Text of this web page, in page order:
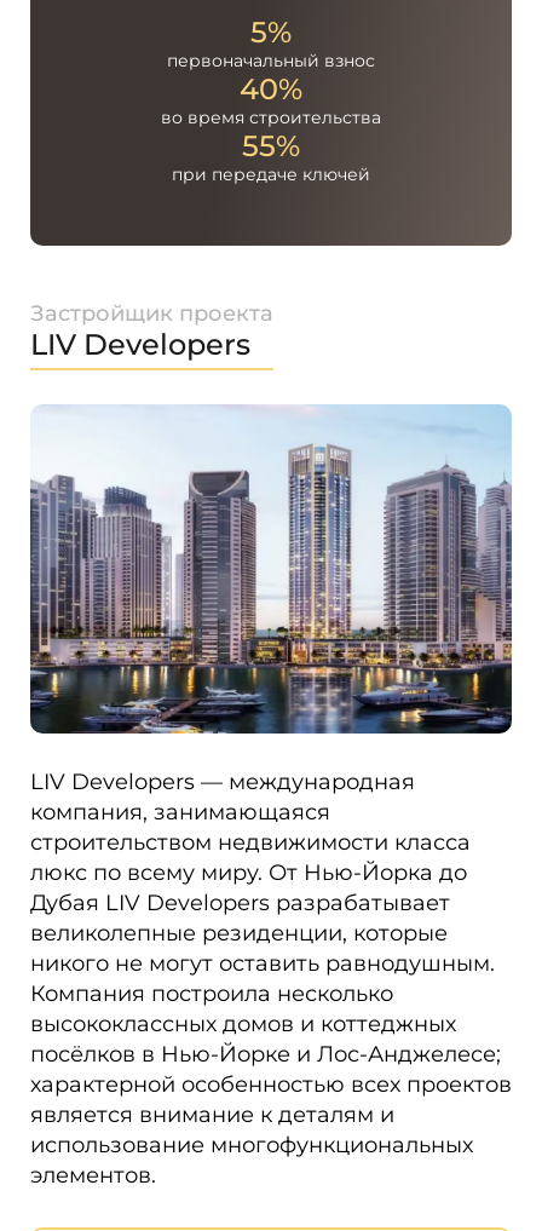
5%
первоначальный взнос
40%
во время строительства
55%
при передаче ключей
Застройщик проекта
LIV Developers
LIV Developers — международная
компания, занимающаяся
строительством недвижимости класса
люкс по всему миру. От Нью-Йорка до
Дубая LIV Developers разрабатывает
великолепные резиденции, которые
никого не могут оставить равнодушным.
Компания построила несколько
высококлассных домов и коттеджных
посёлков в Нью-Йорке и Лос-Анджелесе;
характерной особенностью всех проектов
является внимание к деталям и
использование многофункциональных
элементов.